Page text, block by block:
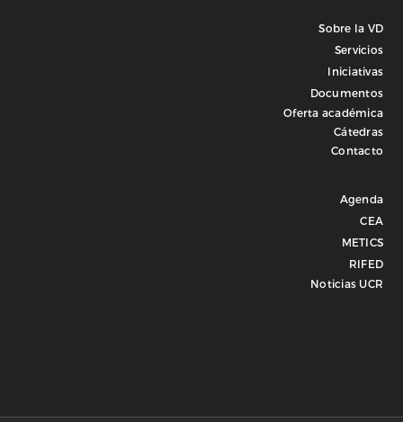
Sobre la VD
Servicios
Iniciativas
Documentos
Oferta académica
Cátedras
Contacto
Agenda
CEA
METICS
RIFED
Noticias UCR